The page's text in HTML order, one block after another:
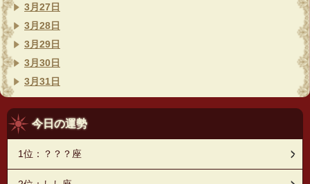
3月27日
3月28日
3月29日
3月30日
3月31日
今日の運勢
1位：？？？座